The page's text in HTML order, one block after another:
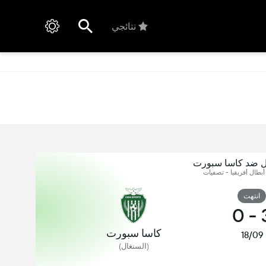
نتائجي
ضد كاسا سبورت
أبطال أفريقيا - تصفيات
انتهت
-
0
18/09 كاسا سبورت
(السنغال)